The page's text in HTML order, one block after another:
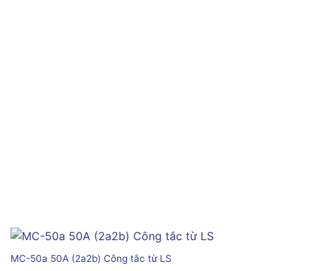
MC-50a 50A (2a2b) Công tắc từ LS